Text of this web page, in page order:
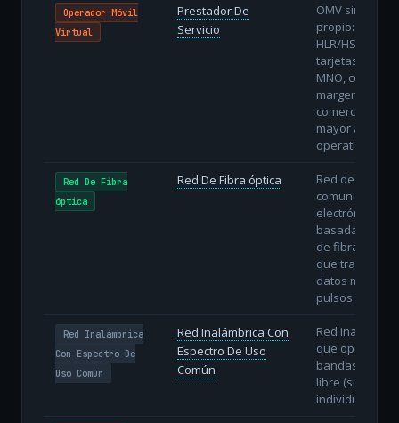
Operador Móvil
Virtual
Prestador De
Servicio
OMV sin núcleo
propio: utiliza
HLR/HSS y
tarjetas del
MNO, con
margen
comercial pero
mayor agilidad
operativa.
Red De Fibra
óptica
Red De Fibra óptica
Red de
electrónicas
basada en
de fibra óptica
que transmiten
datos
pulsos de luz.
Red Inalámbrica
Con Espectro De
Uso Común
Red Inalámbrica Con
Espectro De Uso
Común
Red
que opera en
bandas de uso
libre (sin
individual).